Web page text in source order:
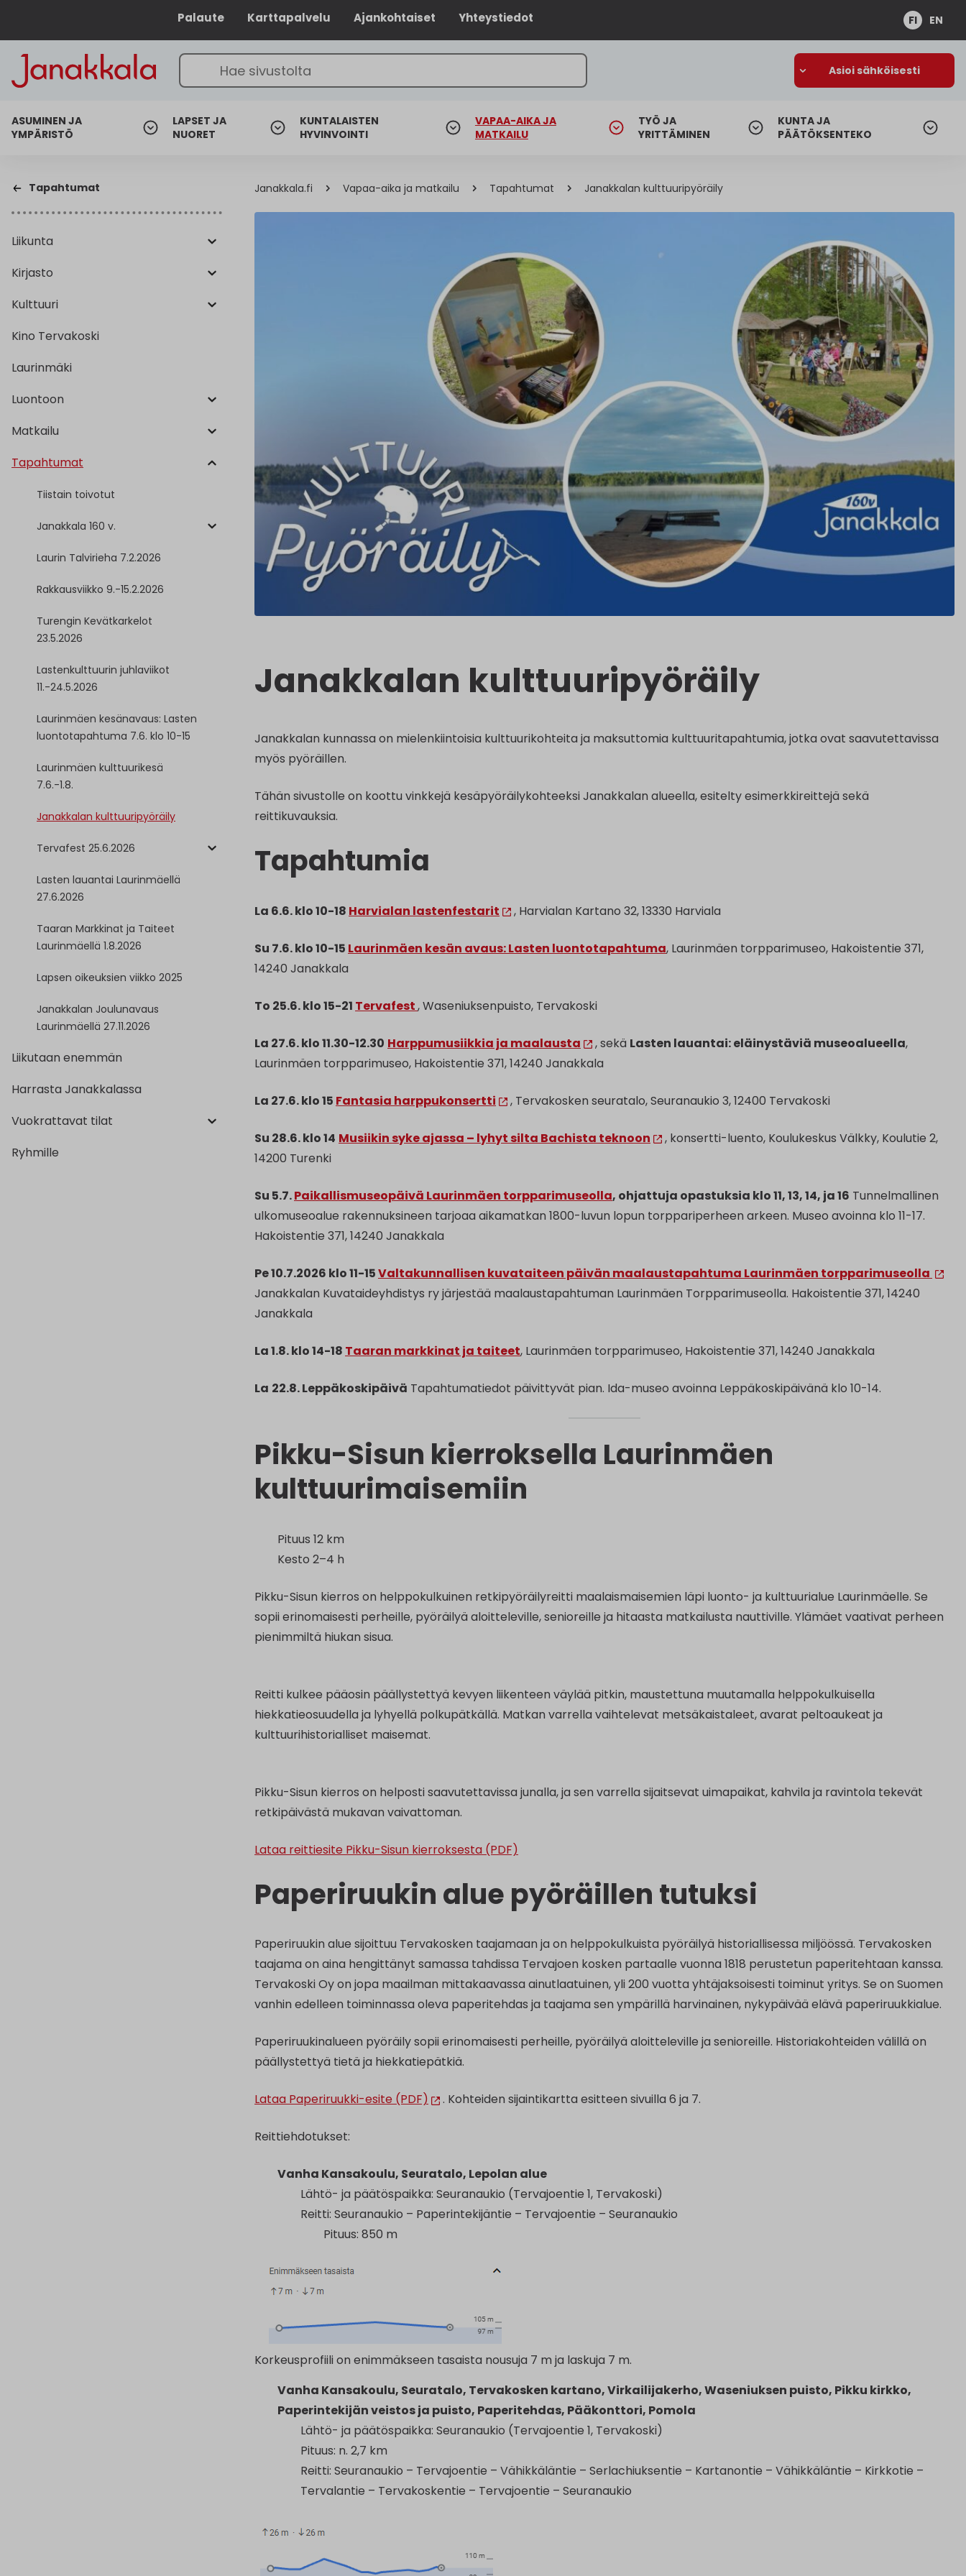
Palaute Karttapalvelu Ajankohtaiset Yhteystiedot FI EN
Asioi sähköisesti
ASUMINEN JA
YMPÄRISTÖ
LAPSET JA
NUORET
KUNTALAISTEN
HYVINVOINTI
VAPAA-AIKA JA
MATKAILU
TYÖ JA
YRITTÄMINEN
KUNTA JA
PÄÄTÖKSENTEKO
Tapahtumat
Liikunta
Kirjasto
Kulttuuri
Kino Tervakoski
Laurinmäki
Luontoon
Matkailu
Tapahtumat
Tiistain toivotut
Janakkala 160 v.
Laurin Talvirieha 7.2.2026
Rakkausviikko 9.-15.2.2026
Turengin Kevätkarkelot
23.5.2026
Lastenkulttuurin juhlaviikot
11.-24.5.2026
Laurinmäen kesänavaus: Lasten
luontotapahtuma 7.6. klo 10-15
Laurinmäen kulttuurikesä
7.6.-1.8.
Janakkalan kulttuuripyöräily
Tervafest 25.6.2026
Lasten lauantai Laurinmäellä
27.6.2026
Taaran Markkinat ja Taiteet
Laurinmäellä 1.8.2026
Lapsen oikeuksien viikko 2025
Janakkalan Joulunavaus
Laurinmäellä 27.11.2026
Liikutaan enemmän
Harrasta Janakkalassa
Vuokrattavat tilat
Ryhmille
Janakkala.fi Vapaa-aika ja matkailu Tapahtumat Janakkalan kulttuuripyöräily
Janakkalan kulttuuripyöräily
Janakkalan kunnassa on mielenkiintoisia kulttuurikohteita ja maksuttomia kulttuuritapahtumia, jotka ovat saavutettavissa
myös pyöräillen.
Tähän sivustolle on koottu vinkkejä kesäpyöräilykohteeksi Janakkalan alueella, esitelty esimerkkireittejä sekä
reittikuvauksia.
Tapahtumia
La 6.6. klo 10-18 Harvialan lastenfestarit , Harvialan Kartano 32, 13330 Harviala
Su 7.6. klo 10-15 Laurinmäen kesän avaus: Lasten luontotapahtuma, Laurinmäen torpparimuseo, Hakoistentie 371,
14240 Janakkala
To 25.6. klo 15-21 Tervafest, Waseniuksenpuisto, Tervakoski
La 27.6. klo 11.30-12.30 Harppumusiikkia ja maalausta , sekä Lasten lauantai: eläinystäviä museoalueella,
Laurinmäen torpparimuseo, Hakoistentie 371, 14240 Janakkala
La 27.6. klo 15 Fantasia harppukonsertti , Tervakosken seuratalo, Seuranaukio 3, 12400 Tervakoski
Su 28.6. klo 14 Musiikin syke ajassa – lyhyt silta Bachista teknoon
, konsertti-luento, Koulukeskus Välkky, Koulutie 2,
14200 Turenki
Su 5.7.Paikallismuseopäivä Laurinmäen torpparimuseolla, ohjattuja opastuksia klo 11, 13, 14, ja 16 Tunnelmallinen
ulkomuseoalue rakennuksineen tarjoaa aikamatkan 1800-luvun lopun torppariperheen arkeen. Museo avoinna klo 11-17.
Hakoistentie 371, 14240 Janakkala
Pe 10.7.2026 klo 11-15Valtakunnallisen kuvataiteen päivän maalaustapahtuma Laurinmäen torpparimuseolla
Janakkalan Kuvataideyhdistys ry järjestää maalaustapahtuman Laurinmäen Torpparimuseolla. Hakoistentie 371, 14240
Janakkala
La 1.8. klo 14-18 Taaran markkinat ja taiteet, Laurinmäen torpparimuseo, Hakoistentie 371, 14240 Janakkala
La 22.8. Leppäkoskipäivä Tapahtumatiedot päivittyvät pian. Ida-museo avoinna Leppäkoskipäivänä klo 10-14.
Pikku-Sisun kierroksella Laurinmäen
kulttuurimaisemiin
Pituus 12 km
Kesto 2–4 h
Pikku-Sisun kierros on helppokulkuinen retkipyöräilyreitti maalaismaisemien läpi luonto- ja kulttuurialue Laurinmäelle. Se
sopii erinomaisesti perheille, pyöräilyä aloitteleville, senioreille ja hitaasta matkailusta nauttiville. Ylämäet vaativat perheen
pienimmiltä hiukan sisua.
Reitti kulkee pääosin päällystettyä kevyen liikenteen väylää pitkin, maustettuna muutamalla helppokulkuisella
hiekkatieosuudella ja lyhyellä polkupätkällä. Matkan varrella vaihtelevat metsäkaistaleet, avarat peltoaukeat ja
kulttuurihistorialliset maisemat.
Pikku-Sisun kierros on helposti saavutettavissa junalla, ja sen varrella sijaitsevat uimapaikat, kahvila ja ravintola tekevät
retkipäivästä mukavan vaivattoman.
Lataa reittiesite Pikku-Sisun kierroksesta (PDF)
Paperiruukin alue pyöräillen tutuksi
Paperiruukin alue sijoittuu Tervakosken taajamaan ja on helppokulkuista pyöräilyä historiallisessa miljöössä. Tervakosken
taajama on aina hengittänyt samassa tahdissa Tervajoen kosken partaalle vuonna 1818 perustetun paperitehtaan kanssa.
Tervakoski Oy on jopa maailman mittakaavassa ainutlaatuinen, yli 200 vuotta yhtäjaksoisesti toiminut yritys. Se on Suomen
vanhin edelleen toiminnassa oleva paperitehdas ja taajama sen ympärillä harvinainen, nykypäivää elävä paperiruukkialue.
Paperiruukinalueen pyöräily sopii erinomaisesti perheille, pyöräilyä aloitteleville ja senioreille. Historiakohteiden välillä on
päällystettyä tietä ja hiekkatiepätkiä.
Lataa Paperiruukki-esite (PDF) . Kohteiden sijaintikartta esitteen sivuilla 6 ja 7.
Reittiehdotukset:
Vanha Kansakoulu, Seuratalo, Lepolan alue
Lähtö- ja päätöspaikka: Seuranaukio (Tervajoentie 1, Tervakoski)
Reitti: Seuranaukio – Paperintekijäntie – Tervajoentie – Seuranaukio
Pituus: 850 m
Korkeusprofiili on enimmäkseen tasaista nousuja 7 m ja laskuja 7 m.
Vanha Kansakoulu, Seuratalo, Tervakosken kartano, Virkailijakerho, Waseniuksen puisto, Pikku kirkko,
Paperintekijän veistos ja puisto, Paperitehdas, Pääkonttori, Pomola
Lähtö- ja päätöspaikka: Seuranaukio (Tervajoentie 1, Tervakoski)
Pituus: n. 2,7 km
Reitti: Seuranaukio – Tervajoentie – Vähikkäläntie – Serlachiuksentie – Kartanontie – Vähikkäläntie – Kirkkotie –
Tervalantie – Tervakoskentie – Tervajoentie – Seuranaukio